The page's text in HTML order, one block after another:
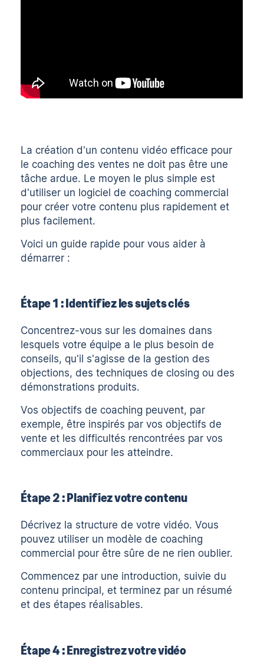
La création d'un contenu vidéo efficace pour
le coaching des ventes ne doit pas être une
tâche ardue. Le moyen le plus simple est
d'utiliser un logiciel de coaching commercial
pour créer votre contenu plus rapidement et
plus facilement.
Voici un guide rapide pour vous aider à
démarrer :
Étape 1 : Identifiez les sujets clés
Concentrez-vous sur les domaines dans
lesquels votre équipe a le plus besoin de
conseils, qu'il s'agisse de la gestion des
objections, des techniques de closing ou des
démonstrations produits.
Vos objectifs de coaching peuvent, par
exemple, être inspirés par vos objectifs de
vente et les difficultés rencontrées par vos
commerciaux pour les atteindre.
Étape 2 : Planifiez votre contenu
Décrivez la structure de votre vidéo. Vous
pouvez utiliser un modèle de coaching
commercial pour être sûre de ne rien oublier.
Commencez par une introduction, suivie du
contenu principal, et terminez par un résumé
et des étapes réalisables.
Étape 4 : Enregistrez votre vidéo